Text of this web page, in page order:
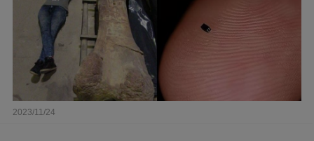
2023/11/24